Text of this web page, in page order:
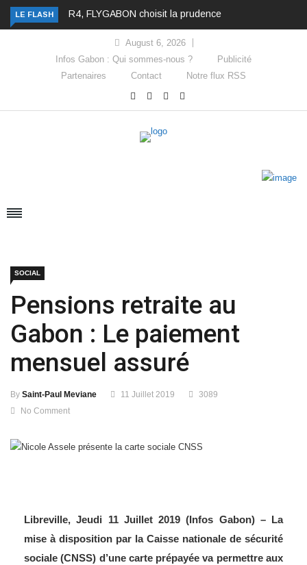
LE FLASH R4, FLYGABON choisit la prudence
August 6, 2026
Infos Gabon : Qui sommes-nous ?
Publicité
Partenaires
Contact Notre flux RSS
SOCIAL
Pensions retraite au
Gabon : Le paiement
mensuel assuré
By Saint-Paul Meviane 11 Juillet 2019
3089
No Comment
Libreville, Jeudi 11 Juillet 2019 (Infos Gabon) – La
mise à disposition par la Caisse nationale de sécurité
sociale (CNSS) d’une carte prépayée va permettre aux